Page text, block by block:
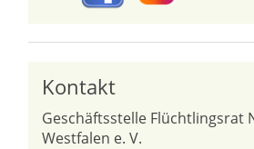
Kontakt
Geschäftsstelle Flüchtlingsrat
Westfalen e. V.